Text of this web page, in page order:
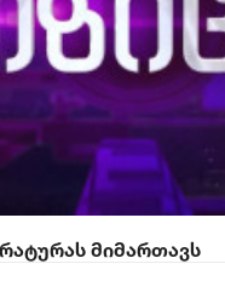
მიმართავს